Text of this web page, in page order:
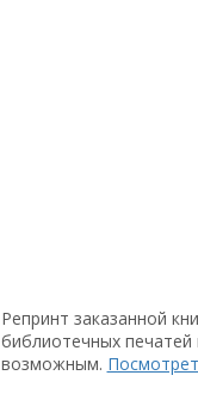
Репринт заказанной
библиотечных печатей
возможным.